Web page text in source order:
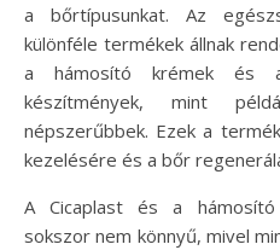
a bőrtípusunkat. Az
különféle termékek állnak
a hámosító krémek és a
készítmények, mint
népszerűbbek. Ezek a
kezelésére és a bőr
A Cicaplast és a
sokszor nem könnyű, mivel